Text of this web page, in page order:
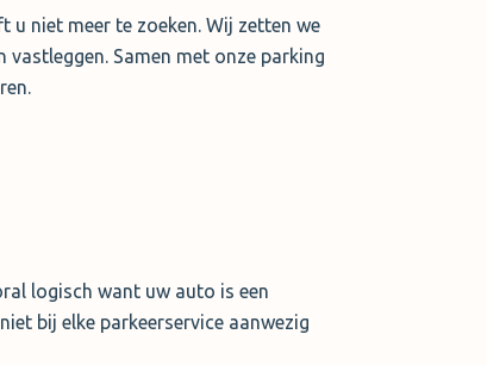
u niet meer te zoeken. Wij zetten we
Samen met onze parking
logisch want uw auto is een
bij elke parkeerservice aanwezig